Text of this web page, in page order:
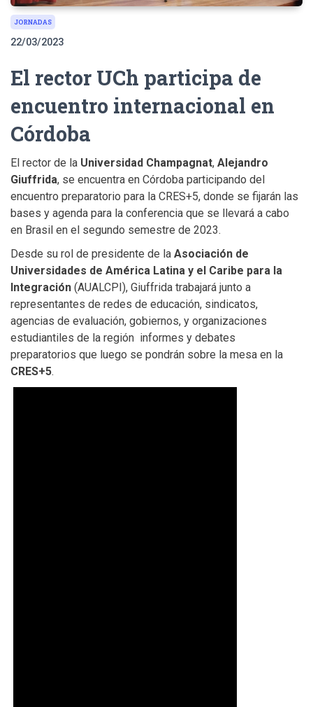
JORNADAS
22/03/2023
El rector UCh participa de
encuentro internacional en
Córdoba
El rector de la Universidad Champagnat, Alejandro
Giuffrida, se encuentra en Córdoba participando del
encuentro preparatorio para la CRES+5, donde se fijarán las
bases y agenda para la conferencia que se llevará a cabo
en Brasil en el segundo semestre de 2023.
Desde su rol de presidente de la Asociación de
Universidades de América Latina y el Caribe para la
Integración (AUALCPI), Giuffrida trabajará junto a
representantes de redes de educación, sindicatos,
agencias de evaluación, gobiernos, y organizaciones
estudiantiles de la región informes y debates
preparatorios que luego se pondrán sobre la mesa en la
CRES+5.